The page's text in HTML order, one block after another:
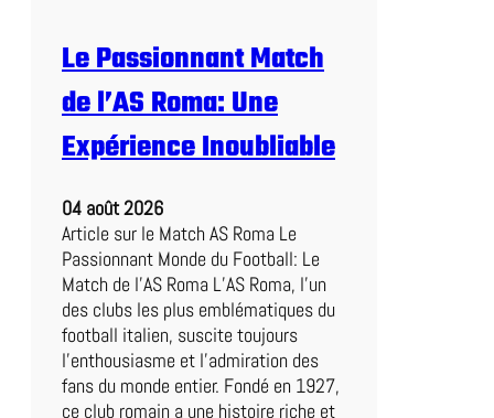
e
L
e
n
s
t
N
a
n
t
e
s
:
Le Passionnant Match
de l’AS Roma: Une
Expérience Inoubliable
04 août 2026
Article sur le Match AS Roma Le
Passionnant Monde du Football: Le
Match de l’AS Roma L’AS Roma, l’un
des clubs les plus emblématiques du
football italien, suscite toujours
l’enthousiasme et l’admiration des
fans du monde entier. Fondé en 1927,
ce club romain a une histoire riche et